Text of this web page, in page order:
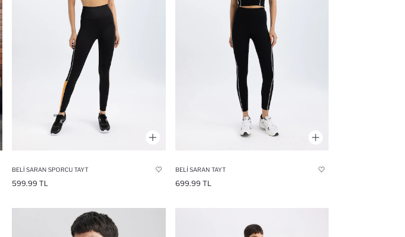
BELI SARAN SPORCU TAYT
599.99 TL
BELI SARAN TAYT
699.99 TL